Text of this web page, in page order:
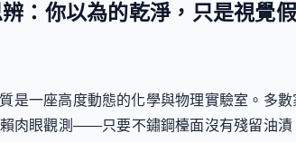
：你以為的乾淨，只是視覺
是一座高度動態的化學與物理實驗室。多數
肉眼觀測——只要不鏽鋼檯面沒有殘留油漬